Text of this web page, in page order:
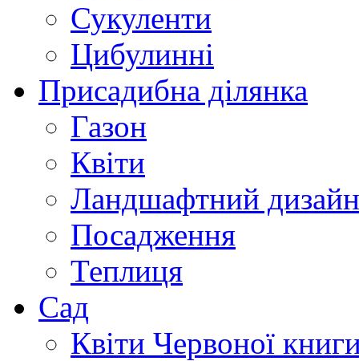
Сукуленти
Цибулинні
Присадибна ділянка
Газон
Квіти
Ландшафтний дизайн
Посадження
Теплиця
Сад
Квіти Червоної